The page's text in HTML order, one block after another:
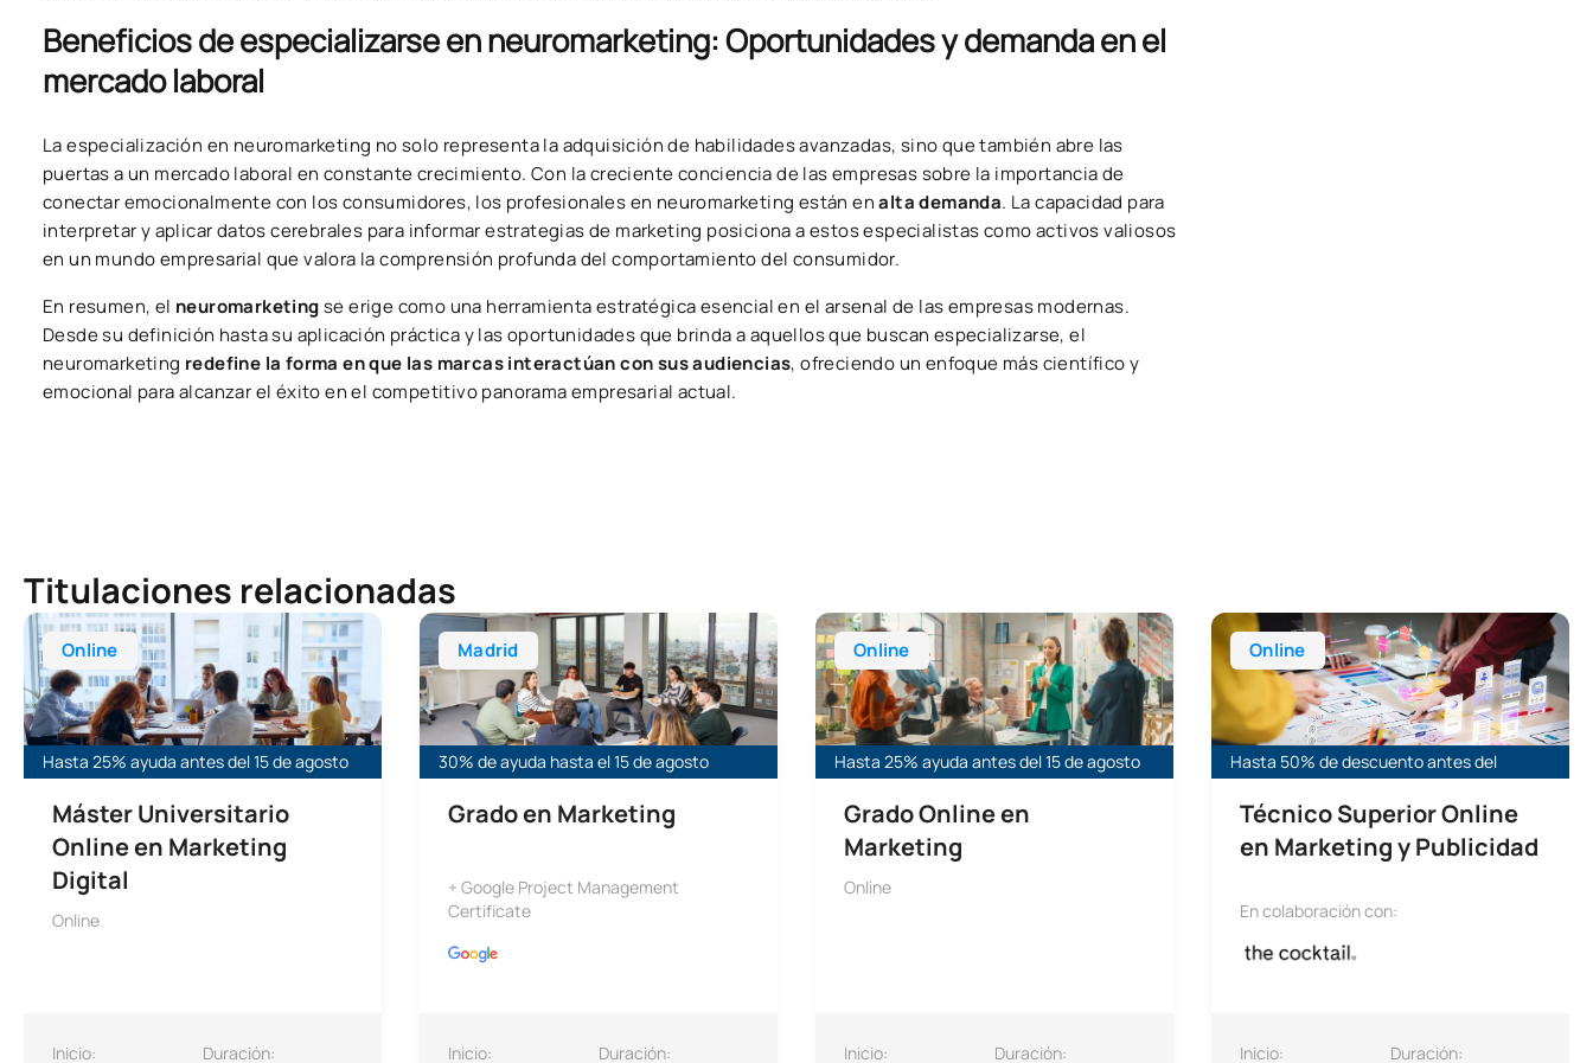
Beneficios de especializarse en neuromarketing: Oportunidades y demanda en el
mercado laboral
La especialización en neuromarketing no solo representa la adquisición de habilidades avanzadas, sino que también abre las
puertas a un mercado laboral en constante crecimiento. Con la creciente conciencia de las empresas sobre la importancia de
conectar emocionalmente con los consumidores, los profesionales en neuromarketing están enalta demanda. La capacidad para
interpretar y aplicar datos cerebrales para informar estrategias de marketing posiciona a estos especialistas como activos valiosos
en un mundo empresarial que valora la comprensión profunda del comportamiento del consumidor.
En resumen, el neuromarketingse erige como una herramienta estratégica esencial en el arsenal de las empresas modernas.
Desde su definición hasta su aplicación práctica y las oportunidades que brinda a aquellos que buscan especializarse, el
neuromarketing redefine la forma en que las marcas interactúan con sus audiencias, ofreciendo un enfoque más científico y
emocional para alcanzar el éxito en el competitivo panorama empresarial actual.
Titulaciones relacionadas
Online
Hasta 25% ayuda antes del 15 de agosto
Máster Universitario
Online en Marketing
Digital
Online
Inicio: Duración:
Máster Universitario Online en Marketing Digital
Madrid
30% de ayuda hasta el 15 de agosto
Grado en Marketing
+ Google Project Management
Certificate
Inicio: Duración:
Grado en Marketing
Online
Hasta 25% ayuda antes del 15 de agosto
Grado Online en
Marketing
Online
Inicio: Duración:
Grado en Marketing Online
Online
Hasta 50% de descuento antes del
Técnico Superior Online
en Marketing y Publicidad
En colaboración con:
Inicio: Duración:
Técnico Superior Online en Marketing y